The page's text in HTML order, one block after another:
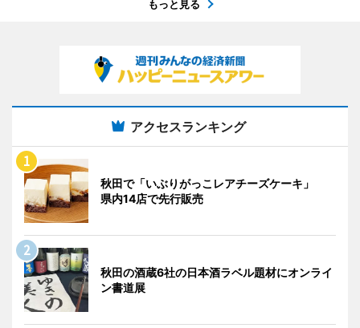
もっと見る
アクセスランキング
秋田で「いぶりがっこレアチーズケーキ」
県内14店で先行販売
秋田の酒蔵6社の日本酒ラベル題材にオンライ
ン書道展